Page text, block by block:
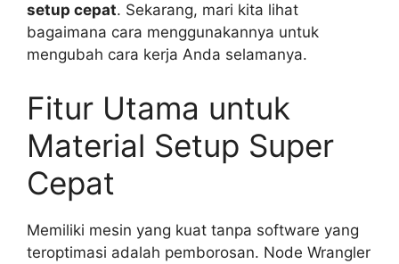
setup cepat. Sekarang, mari kita lihat
bagaimana cara menggunakannya untuk
mengubah cara kerja Anda selamanya.
Fitur Utama untuk
Material Setup Super
Cepat
Memiliki mesin yang kuat tanpa software yang
teroptimasi adalah pemborosan. Node Wrangler